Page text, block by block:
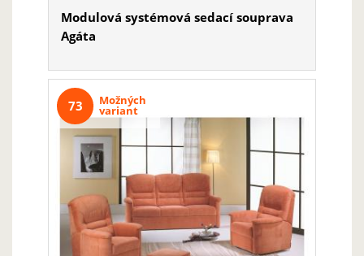
Modulová systémová sedací souprava
Agáta
Možných
variant
73